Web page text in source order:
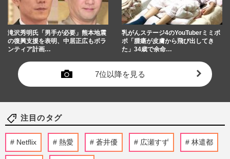
滝沢秀明氏「男手が必要」熊本地震
の復興支援を表明、中居正広もボラ
ンティア計画…
乳がんステージ4のYouTuberミミポ
ポ「腫瘍が皮膚から飛び出してき
た」34歳で余命…
7位以降を見る
注目のタグ
Netflix 熱愛 蒼井優 広瀬すず 林遣都